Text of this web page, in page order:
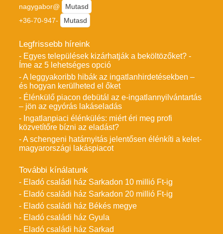
nagygabor@
Mutasd
+36-70-947-
Mutasd
Legfrissebb híreink
- Egyes települések kizárhatják a beköltözőket? -
Íme az 5 lehetséges opció
- A leggyakoribb hibák az ingatlanhirdetésekben –
és hogyan kerülheted el őket
- Élénkülő piacon debütál az e-ingatlannyilvántartás
– jön az egyórás lakáseladás
- Ingatlanpiaci élénkülés: miért éri meg profi
közvetítőre bízni az eladást?
- A schengeni határnyitás jelentősen élénkíti a kelet-
magyarországi lakáspiacot
További kínálatunk
- Eladó családi ház Sarkadon 10 millió Ft-ig
- Eladó családi ház Sarkadon 20 millió Ft-ig
- Eladó családi ház Békés megye
- Eladó családi ház Gyula
- Eladó családi ház Sarkad